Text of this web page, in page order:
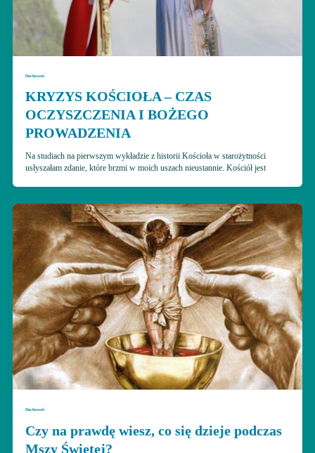
Duchowość
KRYZYS KOŚCIOŁA – CZAS
OCZYSZCZENIA I BOŻEGO
PROWADZENIA
Na studiach na pierwszym wykładzie z historii Kościoła w starożytności
usłyszałam zdanie, które brzmi w moich uszach nieustannie. Kościół jest
Duchowość
Czy na prawdę wiesz, co się dzieje podczas
Mszy Świętej?